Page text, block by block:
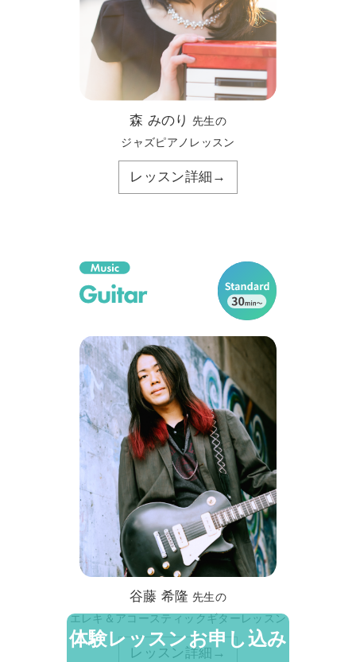
森 みのり 先生の
ジャズピアノレッスン
レッスン詳細→
谷藤 希隆 先生の
エレキ＆アコースティックギターレッスン
レッスン詳細→
体験レッスンお申し込み